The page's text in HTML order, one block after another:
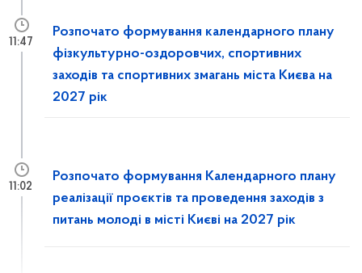
Розпочато формування календарного плану
фізкультурно-оздоровчих, спортивних
заходів та спортивних змагань міста Києва на
2027 рік
11:47
Розпочато формування Календарного плану
реалізації проєктів та проведення заходів з
питань молоді в місті Києві на 2027 рік
11:02